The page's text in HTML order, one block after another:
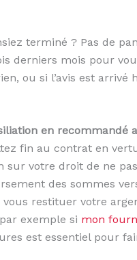
terminé ? Pas de
derniers mois pour
ou si l’avis est arrivé
en recommandé
fin au contrat en
sur votre droit de ne
des sommes
restituer votre
exemple si mon
est essentiel pour